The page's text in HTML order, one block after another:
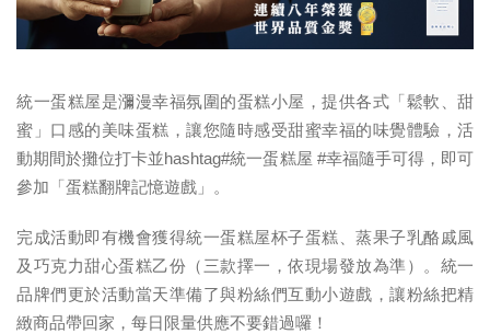
統一蛋糕屋是瀰漫幸福氛圍的蛋糕小屋，提供各式「鬆軟、甜
蜜」口感的美味蛋糕，讓您隨時感受甜蜜幸福的味覺體驗，活
動期間於攤位打卡並hashtag#統一蛋糕屋 #幸福隨手可得，即可
參加「蛋糕翻牌記憶遊戲」。
完成活動即有機會獲得統一蛋糕屋杯子蛋糕、蒸果子乳酪戚風
及巧克力甜心蛋糕乙份（三款擇一，依現場發放為準）。統一
品牌們更於活動當天準備了與粉絲們互動小遊戲，讓粉絲把精
緻商品帶回家，每日限量供應不要錯過囉！